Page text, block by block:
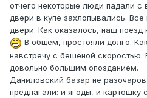
отчего некоторые люди падали с
двери в купе захлопывались.
двери. Как оказалось, наш поезд
В общем, простояли долго.
навстречу с бешеной
довольно большим опозданием.
Даниловский базар не
предлагали: и ягоды, и картошку